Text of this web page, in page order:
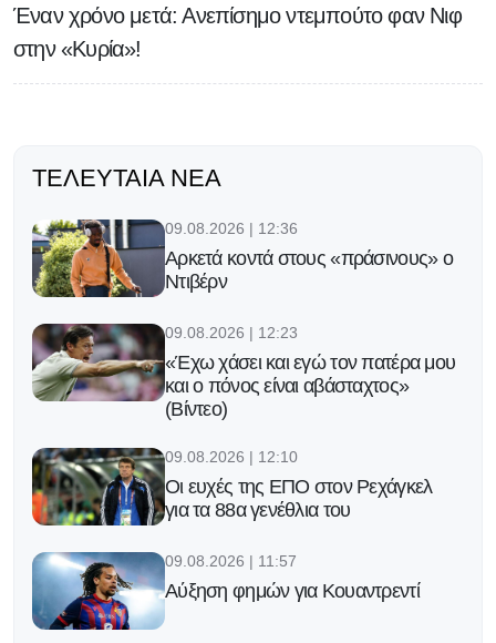
Έναν χρόνο μετά: Ανεπίσημο ντεμπούτο φαν Νιφ
στην «Κυρία»!
ΤΕΛΕΥΤΑΊΑ ΝΈΑ
09.08.2026 | 12:36
Αρκετά κοντά στους «πράσινους» ο
Ντιβέρν
09.08.2026 | 12:23
«Έχω χάσει και εγώ τον πατέρα μου
και ο πόνος είναι αβάσταχτος»
(Βίντεο)
09.08.2026 | 12:10
Οι ευχές της ΕΠΟ στον Ρεχάγκελ
για τα 88α γενέθλια του
09.08.2026 | 11:57
Αύξηση φημών για Κουαντρεντί